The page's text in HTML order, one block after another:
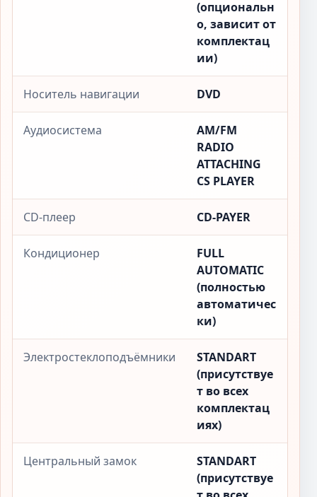
(опциональн
о, зависит от
комплектац
ии)
Носитель навигации DVD
Аудиосистема
AM/FM
RADIO
ATTACHING
CS PLAYER
CD-плеер CD-PAYER
Кондиционер
FULL
AUTOMATIC
(полностью
автоматичес
ки)
Электростеклоподъёмники
STANDART
(присутствуе
т во всех
комплектац
иях)
Центральный замок
STANDART
(присутствуе